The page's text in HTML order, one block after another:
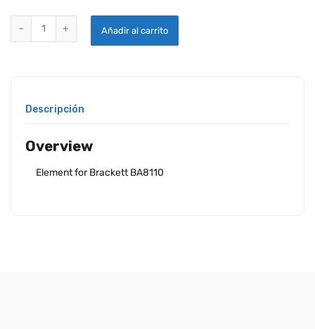
BRACKETT AERO BA-8103-1 ELEMENT FOR BA-8110 quantity
Añadir al carrito
Descripción
Overview
Element for Brackett BA8110